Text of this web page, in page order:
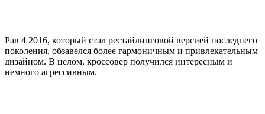
Рав 4 2016, который стал рестайлинговой версией последнего
поколения, обзавелся более гармоничным и привлекательным
дизайном. В целом, кроссовер получился интересным и
немного агрессивным.